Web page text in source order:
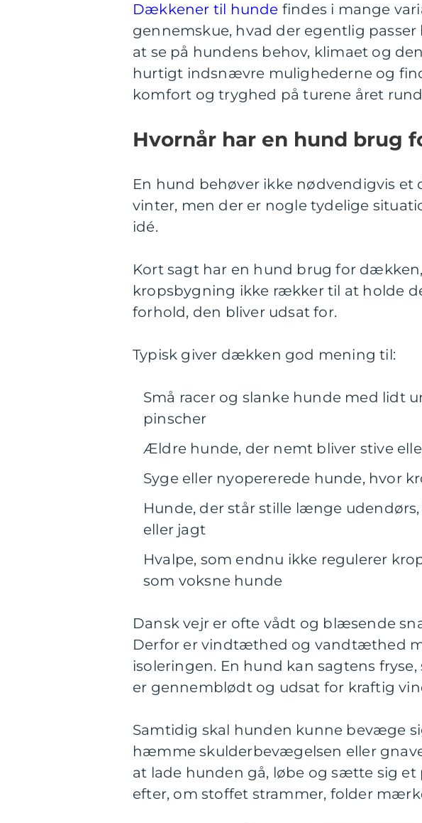
Dækkener til hunde findes i mange
gennemskue, hvad der egentlig
at se på hundens behov, klimaet og
hurtigt indsnævre mulighederne og
komfort og tryghed på turene året
Hvornår har en hund brug
En hund behøver ikke nødvendigvis
vinter, men der er nogle tydelige
idé.
Kort sagt har en hund brug for
kropsbygning ikke rækker til at holde
forhold, den bliver udsat for.
Typisk giver dækken god mening til:
Små racer og slanke hunde med lidt
pinscher
Ældre hunde, der nemt bliver stive
Syge eller nyopererede hunde, hvor
Hunde, der står stille længe
eller jagt
Hvalpe, som endnu ikke regulerer
som voksne hunde
Dansk vejr er ofte vådt og blæsende
Derfor er vindtæthed og vandtæthed
isoleringen. En hund kan sagtens
er gennemblødt og udsat for kraftig
Samtidig skal hunden kunne bevæge
hæmme skulderbevægelsen eller
at lade hunden gå, løbe og sætte sig et
efter, om stoffet strammer, folder